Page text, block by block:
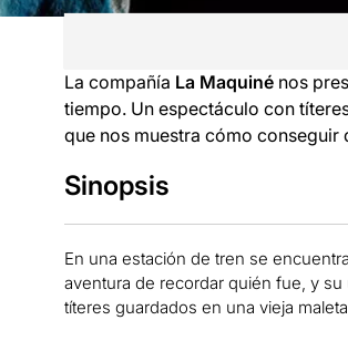
La compañía La Maquinénos
tiempo. Un espectáculo con
que nos muestra cómo
Sinopsis
En una estación de tren se
aventura de recordar quién fue, y su
títeres guardados en una vieja